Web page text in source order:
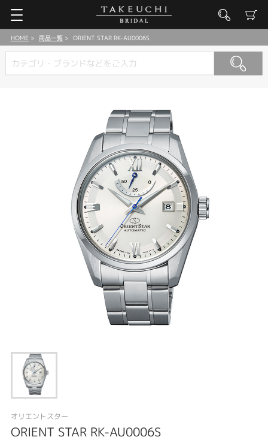
HOME 商品一覧 ORIENT STAR RK-AU0006S
オリエントスター
ORIENT STAR RK-AU0006S